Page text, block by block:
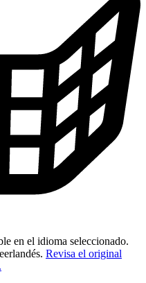
en el idioma seleccionado.
Revisa el original